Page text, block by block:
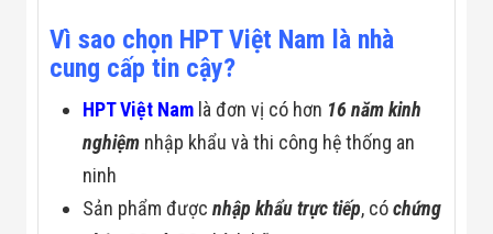
Vì sao chọn HPT Việt Nam là nhà
cung cấp tin cậy?
HPT Việt Nam là đơn vị có hơn 16 năm kinh
nghiệm nhập khẩu và thi công hệ thống an
ninh
Sản phẩm đượcnhập khẩu trực tiếp, cóchứng